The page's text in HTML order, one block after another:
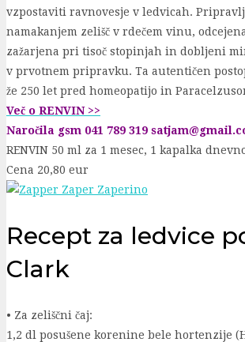
vzpostaviti ravnovesje v ledvicah.
namakanjem zelišč v rdečem vinu,
zažarjena pri tisoč stopinjah in dobljeni
v prvotnem pripravku. Ta autentičen
že 250 let pred homeopatijo in
Več o RENVIN >>
Naročila gsm 041 789 319
RENVIN 50 ml za 1 mesec, 1 kapalka
Cena 20,80 eur
Recept za ledvice
Clark
• Za zeliščni čaj:
1,2 dl posušene korenine bele hortenzije